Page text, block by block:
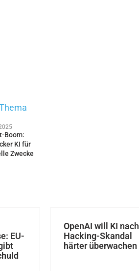
Boom:
KI für
Zwecke
EU-
OpenAI will KI nach
Hacking-Skandal
härter überwachen